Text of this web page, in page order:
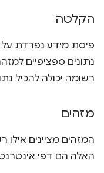
הקלטה
פיסת מידע נפרדת על
נתונים ספציפיים
רשומה יכולה להכיל
מזהים
האלה הם דפי